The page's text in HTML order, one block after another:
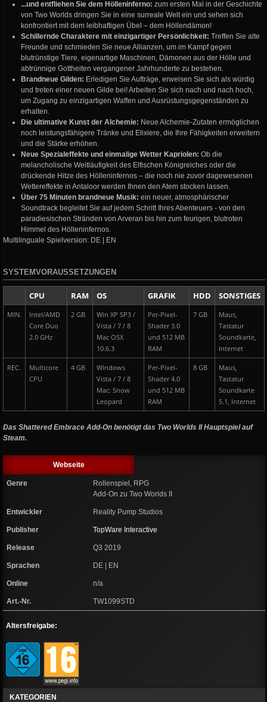
...und entfliehen Sie dem Hölleninferno: zum ersten Mal in der Geschichte
von Two Worlds dringen Sie in eine surreale Welt ein und sehen sich
konfrontiert mit dem leibhaftigen Übel – dem Höllendämon!
Schillernde Charaktere mit einzigartiger Persönlichkeit: Treffen Sie alte
Freunde und schmieden Sie neue Allianzen, um im Kampf gegen
blutrünstige Tiere, eigenartige Maschinen, Dämonen aus der Hölle und
abtrünnige Gottheiten vergangener Jahrhunderte zu bestehen.
Brandneue Gilden: Erledigen Sie Aufträge, erweisen Sie sich als würdig
und treten einer neuen Gilde bei! Arbeiten Sie sich nach und nach hoch,
um Zugang zu einzigartigen Waffen und Ausrüstungsgegenständen zu
erhalten.
Die ultimative Kunst der Alchemie: Neue Alchemie-Zutaten ermöglichen
noch leistungsfähigere Tränke und Elixiere, die Ihre Fähigkeiten erweitern
und die Stärke erhöhen.
Neue Spezialeffekte und einmalige Wetter Kapriolen: Ob die
melancholische Weitläufigkeit des Elfischen Königreiches oder die
drückende Hitze des Hölleninfernos – die noch nie zuvor dagewesenen
Wettereffekte in Antaloor werden Ihnen den Atem stocken lassen.
Über 75 Minuten brandneue Musik:ein neuer, atmosphärischer
Soundtrack begleitet Sie auf jedem Schritt Ihres Abenteuers - von den
paradiesischen Stränden von Arveran bis hin zum feurigen, blutroten
Himmel des Hölleninfernos.
Multilinguale Spielversion: DE | EN
SYSTEMVORAUSSETZUNGEN
CPU RAM OS GRAFIK HDD SONSTIGES
MIN.
Intel/AMD
Core Duo
2.0 GHz
2 GB
Win XP SP3 /
Vista / 7 / 8
Mac OSX
10.6.3
Per-Pixel-
Shader 3.0
und 512 MB
RAM
7 GB
Maus,
Tastatur
Soundkarte,
Internet
REC.
Multicore
CPU
4 GB
Windows
Vista / 7 / 8
Mac: Snow
Leopard
Per-Pixel-
Shader 4.0
und 512 MB
RAM
8 GB
Maus,
Tastatur
Soundkarte
5.1, Internet
Das Shattered Embrace Add-On benötigt das Two Worlds II Hauptspiel auf
Steam.
Webseite
Genre
Rollenspiel, RPG
Add-On zu Two Worlds II
Entwickler Reality Pump Studios
Publisher TopWare Interactive
Release Q3 2019
Sprachen DE | EN
Online n/a
Art.-Nr. TW1099STD
Altersfreigabe:
KATEGORIEN